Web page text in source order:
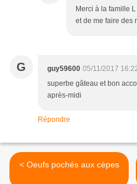
Merci à la famille
et de me faire des
G guy59600 05/11/2017
superbe gâteau et bon
après-midi
Répondre
< Oeufs pochés aux cèpes